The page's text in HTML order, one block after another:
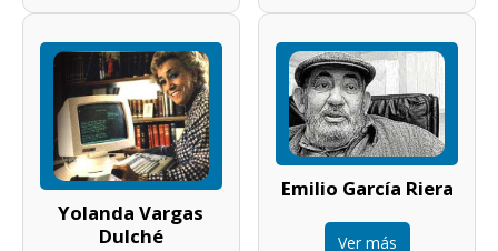
Yolanda Vargas
Dulché
Emilio García Riera
Ver más